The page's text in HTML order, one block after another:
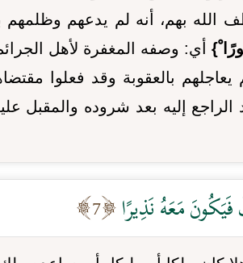
الله بهم، أنه لم يدعهم
ْ} أي: وصفه المغفرة لأهل
بالعقوبة وقد فعلوا
إليه بعد شروده والمقبل
فَيَكُونَ مَعَهُ نَذِيرًا 7